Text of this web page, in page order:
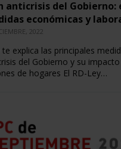
anticrisis del Gobierno:
económicas y
2022
te explica las principales
del Gobierno y su
de hogares El RD-Ley…